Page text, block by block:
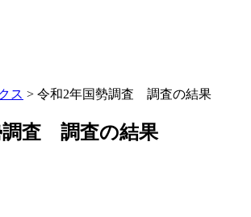
ス > 令和2年国勢調査 調査の結果
調査 調査の結果